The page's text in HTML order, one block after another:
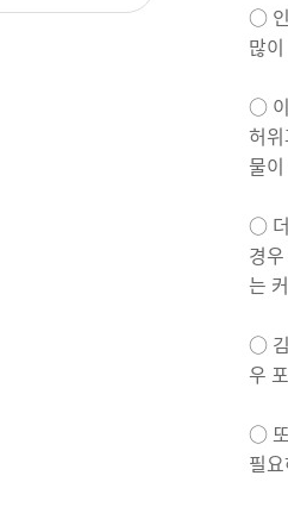
○ 인
많
○ 이
허
물
○ 더
경
는
○ 김
우
○ 또
필